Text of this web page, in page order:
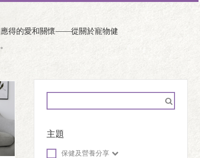
應得的愛和關懷——從關於寵物健
主題
保健及營養分享